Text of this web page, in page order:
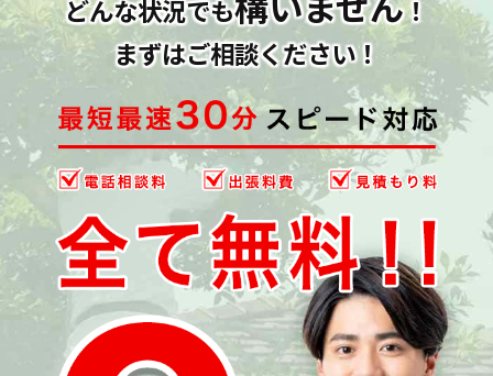
どんな状況でも
！
まずはご相談ください！